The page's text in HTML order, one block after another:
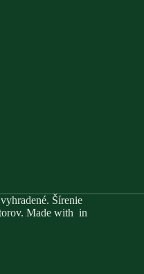
Šírenie
Made with in